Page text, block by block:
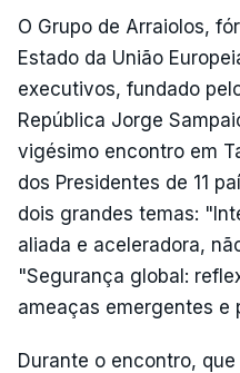
O Grupo de Arraiolos,
Estado da União
executivos, fundado
República Jorge
vigésimo encontro em
dos Presidentes de 11
dois grandes temas:
aliada e aceleradora,
"Segurança global:
ameaças emergentes e
Durante o encontro,